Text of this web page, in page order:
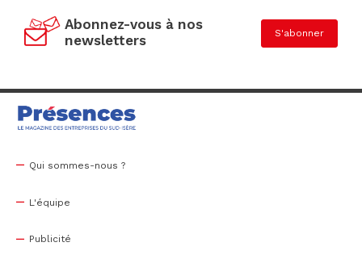
Abonnez-vous à nos
newsletters
S'abonner
Qui sommes-nous ?
L'équipe
Publicité